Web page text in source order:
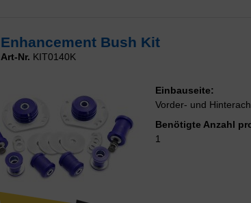
Enhancement Bush Kit
Art-Nr. KIT0140K
Einbauseite:
Vorder- und
Benötigte Anzahl
1